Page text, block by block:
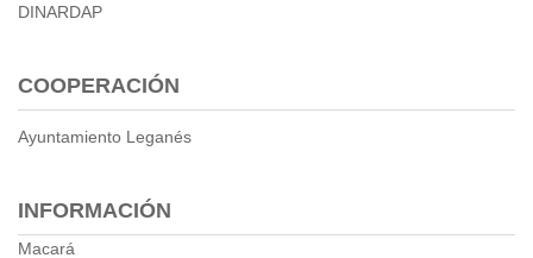
DINARDAP
COOPERACIÓN
Ayuntamiento Leganés
INFORMACIÓN
Macará